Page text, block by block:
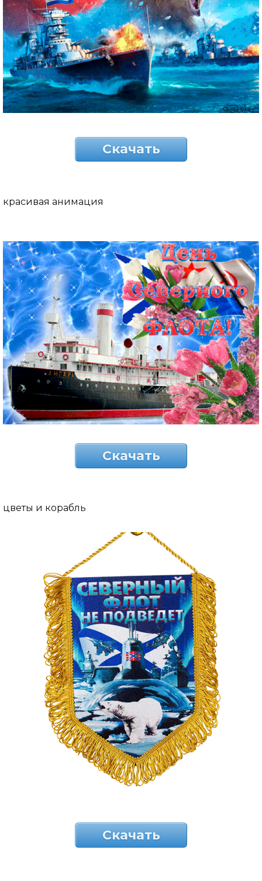
Скачать
красивая анимация
Скачать
цветы и корабль
Скачать